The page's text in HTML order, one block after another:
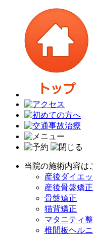
当院の施術内容は
産後ダイエッ
産後骨盤矯正
骨盤矯正
猫背矯正
マタニティ
椎間板ヘル